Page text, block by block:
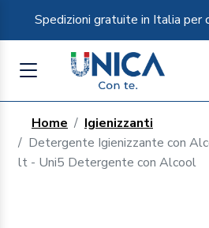
Spedizioni gratuite in Italia per
Home
Igienizzanti
Detergente Igienizzante con
lt - Uni5 Detergente con Alcool